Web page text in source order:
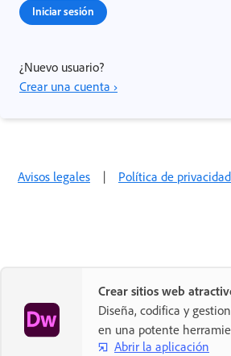
Iniciar sesión
¿Nuevo usuario?
Crear una cuenta ›
Avisos legales | Política de
Crear sitios web
Diseña, codifica y
en una potente
Abrir la aplicación